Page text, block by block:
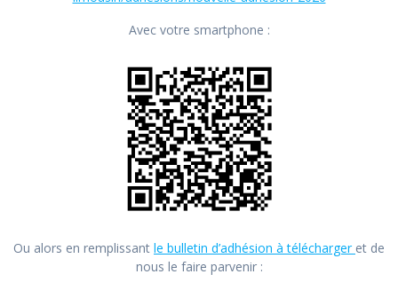
Avec votre smartphone :
Ou alors en remplissant le bulletin d’adhésion à télécharger et de
nous le faire parvenir :